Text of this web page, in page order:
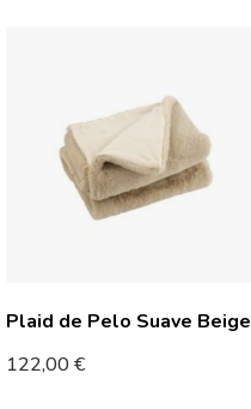
Plaid de Pelo Suave Beige
122,00€